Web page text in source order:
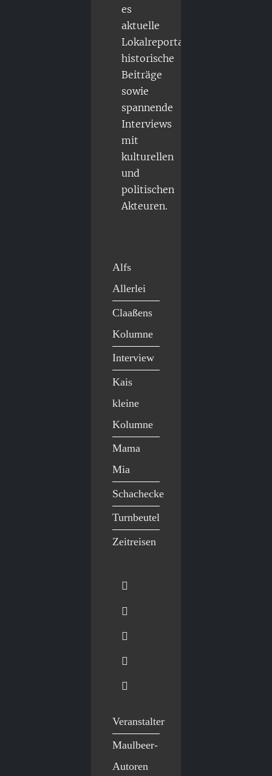
es
aktuelle
Lokalreportagen,
historische
Beiträge
sowie
spannende
Interviews
mit
kulturellen
und
politischen
Akteuren.
Alfs
Allerlei
Claaßens
Kolumne
Interview
Kais
kleine
Kolumne
Mama
Mia
Schachecke
Turnbeutel
Zeitreisen
Veranstalter
Maulbeer-
Autoren